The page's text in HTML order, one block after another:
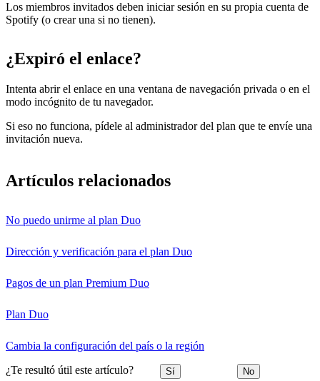
Los miembros invitados deben iniciar sesión en su propia cuenta de
Spotify (o crear una si no tienen).
¿Expiró el enlace?
Intenta abrir el enlace en una ventana de navegación privada o en el
modo incógnito de tu navegador.
Si eso no funciona, pídele al administrador del plan que te envíe una
invitación nueva.
Artículos relacionados
No puedo unirme al plan Duo
Dirección y verificación para el plan Duo
Pagos de un plan Premium Duo
Plan Duo
Cambia la configuración del país o la región
¿Te resultó útil este artículo? Sí No